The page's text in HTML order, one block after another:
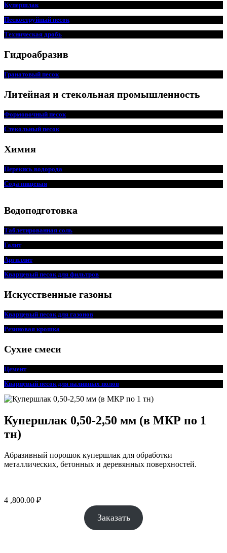
Купершлак
Пескоструйный песок
Техническая дробь
Гидроабразив
Гранатовый песок
Литейная и стекольная промышленность
Формовочный песок
Стекольный песок
Химия
Перекись водорода
Сода пищевая
Водоподготовка
Таблетированная соль
Галит
Аргиллит
Кварцевый песок для фильтров
Искусственные газоны
Кварцевый песок для газонов
Резиновая крошка
Сухие смеси
Цемент
Кварцевый песок для наливных полов
Купершлак 0,50-2,50 мм (в МКР по 1
тн)
Абразивный порошок купершлак для обработки
металлических, бетонных и деревянных поверхностей.
4 ,800.00 ₽
Заказать